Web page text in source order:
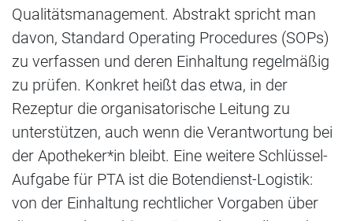
Qualitätsmanagement. Abstrakt spricht man
davon, Standard Operating Procedures (SOPs)
zu verfassen und deren Einhaltung regelmäßig
zu prüfen. Konkret heißt das etwa, in der
Rezeptur die organisatorische Leitung zu
unterstützen, auch wenn die Verantwortung bei
der Apotheker*in bleibt. Eine weitere Schlüssel-
Aufgabe für PTA ist die Botendienst‑Logistik:
von der Einhaltung rechtlicher Vorgaben über